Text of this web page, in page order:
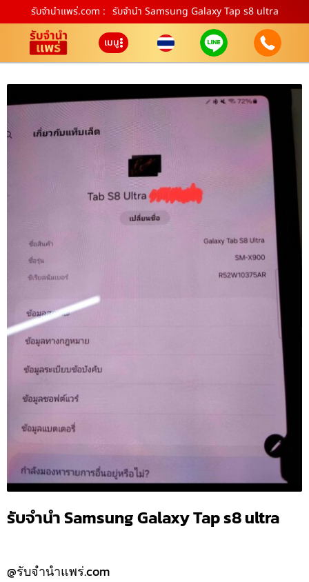
รับจํานําแพร่.com : รับจำนำ Samsung Galaxy Tap s8 ultra
เมนู
รับจำนำ Samsung Galaxy Tap s8 ultra
@รับจำนำแพร่.com